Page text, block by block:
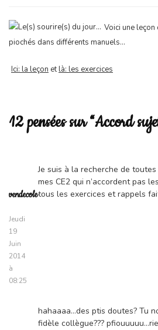
Voici une leçon
piochés dans différents manuels…
Ici: la leçon etlà: les exercices
12 pensées sur “Accord
vendecole
Jeudi
19
Juin
2014
à
08:25
Je suis à la recherche de
mes CE2 qui n’accordent pas
tous les exercices et rappels
hahaaaa…des ptis doutes? Tu
fidèle collègue???